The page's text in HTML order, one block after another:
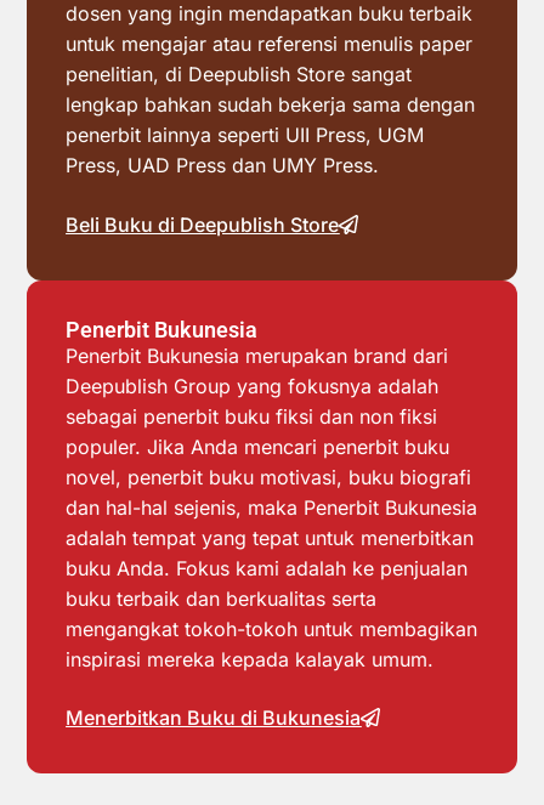
dosen yang ingin mendapatkan buku terbaik
untuk mengajar atau referensi menulis paper
penelitian, di Deepublish Store sangat
lengkap bahkan sudah bekerja sama dengan
penerbit lainnya seperti UII Press, UGM
Press, UAD Press dan UMY Press.
Beli Buku di Deepublish Store
Penerbit Bukunesia
Penerbit Bukunesia merupakan brand dari
Deepublish Group yang fokusnya adalah
sebagai penerbit buku fiksi dan non fiksi
populer. Jika Anda mencari penerbit buku
novel, penerbit buku motivasi, buku biografi
dan hal-hal sejenis, maka Penerbit Bukunesia
adalah tempat yang tepat untuk menerbitkan
buku Anda. Fokus kami adalah ke penjualan
buku terbaik dan berkualitas serta
mengangkat tokoh-tokoh untuk membagikan
inspirasi mereka kepada kalayak umum.
Menerbitkan Buku di Bukunesia